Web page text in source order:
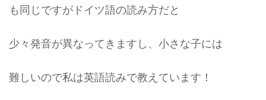
も同じですがドイツ語の読み方だと
少々発音が異なってきますし、小さな子には
難しいので私は英語読みで教えています！